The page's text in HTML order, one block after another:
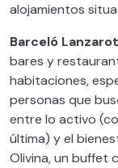
alojamientos
Barceló
bares y
habitaciones,
personas que
entre lo activo
última) y el
Olivina, un buffet